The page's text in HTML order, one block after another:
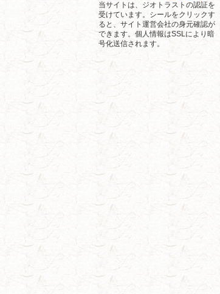
当サイトは、ジオトラストの認証を
受けています。シールをクリックす
ると、サイト運営会社の身元確認が
できます。個人情報はSSLにより暗
号化送信されます。